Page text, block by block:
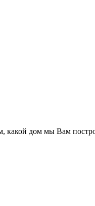
какой дом мы Вам